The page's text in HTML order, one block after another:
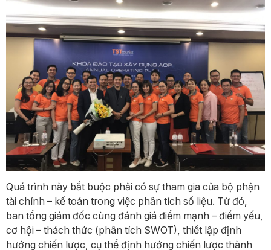
Quá trình này bắt buộc phải có sự tham gia của bộ phận
tài chính – kế toán trong việc phân tích số liệu. Từ đó,
ban tổng giám đốc cùng đánh giá điểm mạnh – điểm yếu,
cơ hội – thách thức (phân tích SWOT), thiết lập định
hướng chiến lược, cụ thể định hướng chiến lược thành